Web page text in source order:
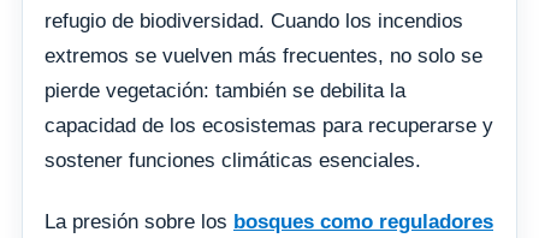
refugio de biodiversidad. Cuando los incendios
extremos se vuelven más frecuentes, no solo se
pierde vegetación: también se debilita la
capacidad de los ecosistemas para recuperarse y
sostener funciones climáticas esenciales.
La presión sobre los bosques como reguladores